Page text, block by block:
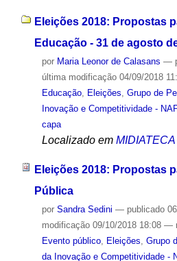
Eleições 2018: Propostas
Educação - 31 de agosto
por Maria Leonor de Calasans —
última modificação04/09/2018
Educação, Eleições, Grupo de
Inovação e Competitividade - NAP
capa
Localizado em MIDIATECA
Eleições 2018: Propostas
Pública
por Sandra Sedini — publicado
modificação09/10/2018 18:08 —
Evento público, Eleições, Grupo
da Inovação e Competitividade -